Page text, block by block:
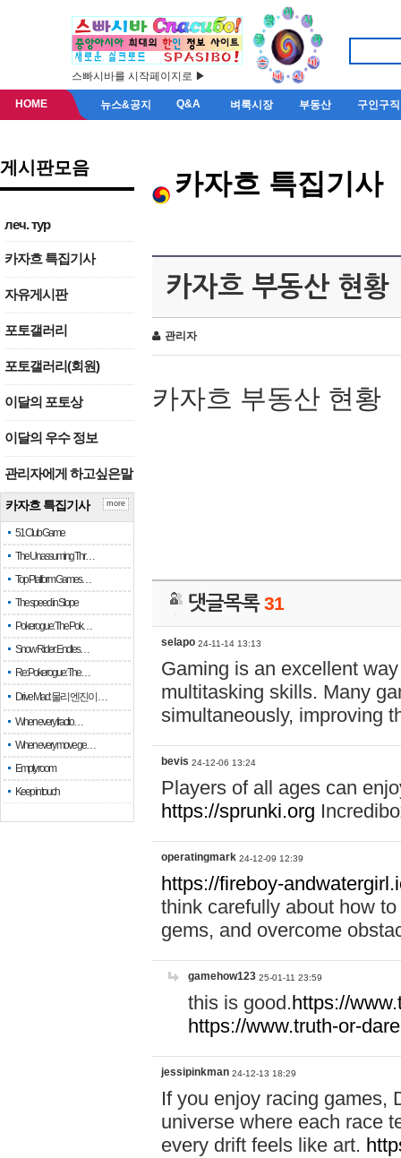
스빠시바를 시작페이지로 ▶
HOME 뉴스&공지 Q&A 벼룩시장 부동산 구인구직
게시판모음
леч. тур
카자흐 특집기사
자유게시판
포토갤러리
포토갤러리(회원)
이달의 포토상
이달의 우수 정보
관리자에게 하고싶은말
카자흐 특집기사
51 Club Game
The Unassuming Thr…
Top Platform Games…
The speed in Slope
Pokerogue: The Pok…
Snow Rider: Endles…
Re: Pokerogue: The…
Drive Mad: 물리 엔진이 …
When every fractio…
When every move ge…
Empty room
Keep in touch
more
카자흐 특집기사
카자흐 부동산 현황
관리자
카자흐 부동산 현황
댓글목록31
selapo 24-11-14 13:13
Gaming is an excellent
multitasking skills. Many
simultaneously, improving
bevis 24-12-06 13:24
Players of all ages can
https://sprunki.org
operatingmark 24-12-09 12:39
https://fireboy-
think carefully about how
gems, and overcome
gamehow123 25-01-11 23:59
this is good.https://
https://www.truth-or-
jessipinkman 24-12-13 18:29
If you enjoy racing games,
universe where each race
every drift feels like art.